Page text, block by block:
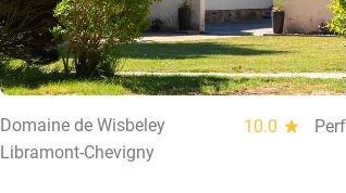
Domaine de Wisbeley 10.0 star
Libramont-Chevigny